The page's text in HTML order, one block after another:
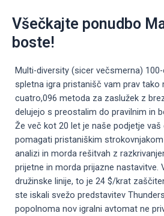
Všečkajte ponudbo
boste!
Multi-diversity (sicer večsmerna)
spletna igra pristanišč vam prav tako
cuatro,096 metoda za zaslužek z
delujejo s preostalim do pravilnim in
Že več kot 20 let je naše podjetje
pomagati pristaniškim
analizi in morda rešitvah z
prijetne in morda prijazne nastavitve.
družinske linije, to je 24 $/krat
ste iskali svežo predstavitev
popolnoma nov igralni avtomat ne